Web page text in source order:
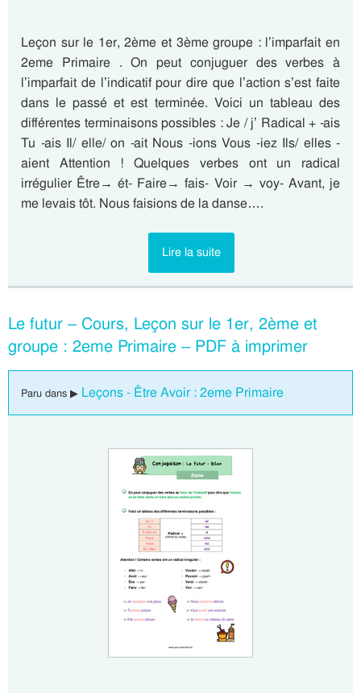
Leçon sur le 1er, 2ème et 3ème groupe : l’imparfait en
2eme Primaire . On peut conjuguer des verbes à
l’imparfait de l’indicatif pour dire que l’action s’est faite
dans le passé et est terminée. Voici un tableau des
différentes terminaisons possibles : Je / j’ Radical + -ais
Tu -ais Il/ elle/ on -ait Nous -ions Vous -iez Ils/ elles -
aient Attention ! Quelques verbes ont un radical
irrégulier Être→ ét- Faire→ fais- Voir → voy- Avant, je
me levais tôt. Nous faisions de la danse….
Lire la suite
Le futur – Cours, Leçon sur le 1er, 2ème et
groupe : 2eme Primaire – PDF à imprimer
Paru dans ▶ Leçons - Être Avoir : 2eme Primaire